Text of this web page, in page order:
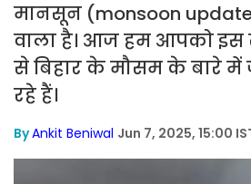
मानसून (monsoon
वाला है। आज हम आपको
से बिहार के मौसम के बारे में
रहे हैं।
ByAnkit Beniwal Jun 7, 2025, 15:00